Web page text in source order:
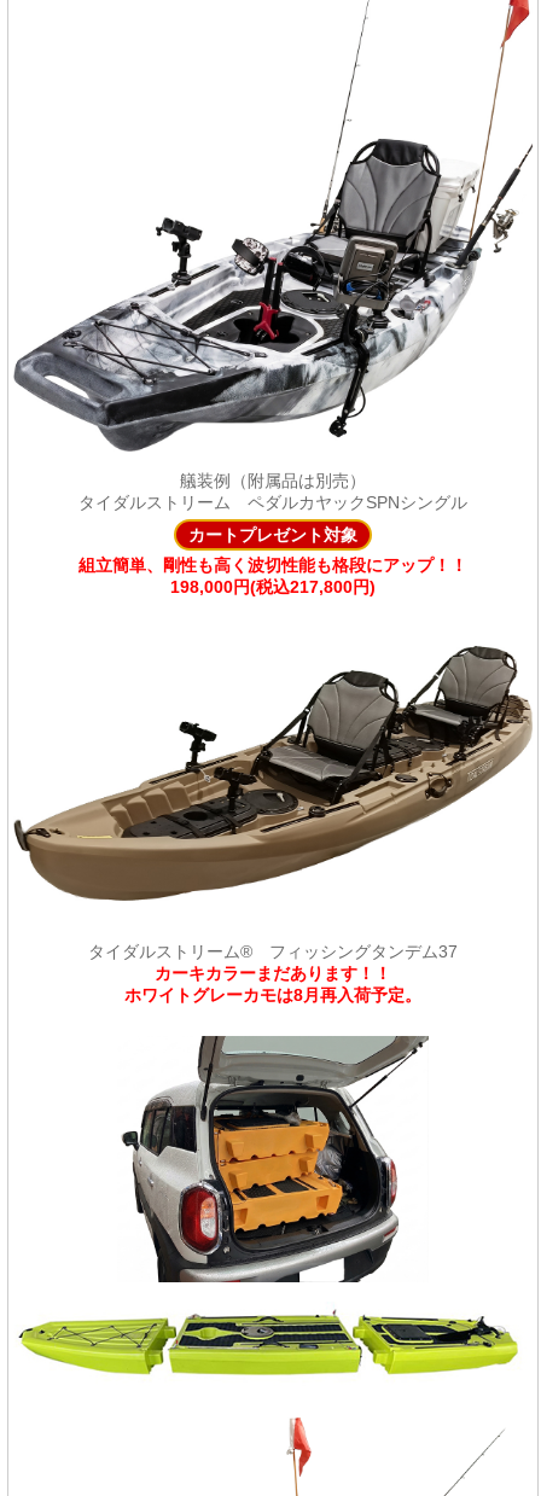
艤装例（附属品は別売）
タイダルストリーム ペダルカヤックSPNシングル
カートプレゼント対象
組立簡単、剛性も高く波切性能も格段にアップ！！
198,000円(税込217,800円)
タイダルストリーム® フィッシングタンデム37
カーキカラーまだあります！！
ホワイトグレーカモは8月再入荷予定。